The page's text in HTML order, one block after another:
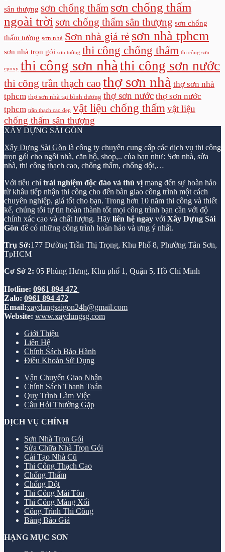
sân thượng sơn chống thấm sơn chống thấm
ngoài trời sơn chống thấm sân thượng sơn chống
thấm tường sơn nhà Sơn nhà giá rẻ sơn nhà tphcm
sơn nhà trọn gói sơn tường thi công chống thấm thi công sơn
epoxy thi công sơn nhà thi công sơn nước
thi công trần thạch cao thợ sơn nhà thợ sơn nhà
tphcm thợ sơn nhà tại bình dương thợ sơn nước thợ sơn nước
tphcm trần thạch cao đẹp vật liệu chống thấm vật liệu
chống thấm sân thượng
XÂY DỰNG SÀI GÒN
Xây Dựng Sài Gòn là công ty chuyên cung cấp các dịch vụ thi công
trọn gói cho ngôi nhà, căn hộ, shop,.. của bạn như: Sơn nhà, sửa
nhà, thi công thạch cao, chống thấm, chống dột,…
Với tiêu chítrải nghiệm độc đáo và thú vị mang đến sự hoàn hảo
từ khâu tiếp nhận thi công cho đến bàn giao công trình một cách
chuyên nghiệp, giá tốt cho bạn. Trong hơn 10 năm thi công và thiết
kế, chúng tôi tự tin hoàn thành tốt mọi công trình bạn cần với độ
chính xác cao và chất lượng. Hãy liên hệ ngay với Xây Dựng Sài
Gòn để có những công trình hoàn hảo và ưng ý nhất.
Trụ Sở:177 Đường Trần Thị Trọng, Khu Phố 8, Phường Tân Sơn,
TpHCM
Cơ Sở 2: 05 Phùng Hưng, Khu phố 1, Quận 5, Hồ Chí Minh
Hotline: 0961 894 472
Zalo: 0961 894 472
Email:xaydungsaigon24h@gmail.com
Website: www.xaydungsg.com
Giới Thiệu
Liên Hệ
Chính Sách Bảo Hành
Điều Khoản Sử Dụng
Vận Chuyển Giao Nhận
Chính Sách Thanh Toán
Quy Trình Làm Việc
Câu Hỏi Thường Gặp
DỊCH VỤ CHÍNH
Sơn Nhà Trọn Gói
Sửa Chữa Nhà Trọn Gói
Cải Tạo Nhà Cũ
Thi Công Thạch Cao
Chống Thấm
Chống Dột
Thi Công Mái Tôn
Thi Công Máng Xối
Công Trình Thi Công
Bảng Báo Giá
HẠNG MỤC SƠN